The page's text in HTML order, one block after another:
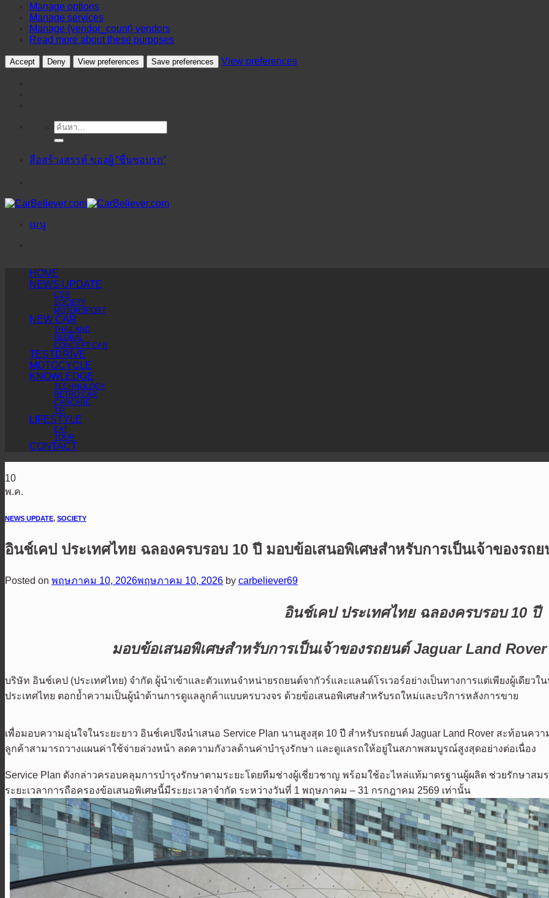
Manage options
Manage services
Manage {vendor_count} vendors
Read more about these purposes
Accept Deny View preferences Save preferences View preferences
ค้นหา:
สื่อสร้างสรรค์ ของผู้ “ชื่นชอบรถ”
เมนู
HOME
NEWS UPDATE
CSR
SOCIETY
MOTORSPORT
NEW CAR
THAILAND
GLOBAL
CONCEPT CAR
TESTDRIVE
MOTOCYCLE
KNOWLEDGE
TECHNOLOGY
RETRO CAR
CARCARE
TIP
LIFESTYLE
EAT
TOUR
CONTACT
10
พ.ค.
NEWS UPDATE, SOCIETY
อินช์เคป ประเทศไทย ฉลองครบรอบ 10 ปี มอบข้อเสนอพิเศษสำหรับการเป็นเจ้าของรถ
Posted on พฤษภาคม 10, 2026พฤษภาคม 10, 2026 by carbeliever69
อินช์เคป ประเทศไทย ฉลองครบรอบ 10 ปี
มอบข้อเสนอพิเศษสำหรับการเป็นเจ้าของรถยนต์ Jaguar Land
บริษัท อินช์เคป (ประเทศไทย) จำกัด ผู้นำเข้าและตัวแทนจำหน่ายรถยนต์จากัวร์และแลนด์โรเวอร์อย่างเป็นทางการแต่เพียงผู้เดียว
ประเทศไทย ตอกย้ำความเป็นผู้นำด้านการดูแลลูกค้าแบบครบวงจร ด้วยข้อเสนอพิเศษสำหรับรถใหม่และบริการหลังการขาย
เพื่อมอบความอุ่นใจในระยะยาว อินช์เคปจึงนำเสนอ Service Plan นานสูงสุด 10 ปี สำหรับรถยนต์ Jaguar Land Rover สะท้อนค
ลูกค้าสามารถวางแผนค่าใช้จ่ายล่วงหน้า ลดความกังวลด้านค่าบำรุงรักษา และดูแลรถให้อยู่ในสภาพสมบูรณ์สูงสุดอย่างต่อเนื่อง
Service Plan ดังกล่าวครอบคลุมการบำรุงรักษาตามระยะโดยทีมช่างผู้เชี่ยวชาญ พร้อมใช้อะไหล่แท้มาตรฐานผู้ผลิต ช่วยรักษาส
ระยะเวลาการถือครองข้อเสนอพิเศษนี้มีระยะเวลาจำกัด ระหว่างวันที่ 1 พฤษภาคม – 31 กรกฎาคม 2569 เท่านั้น